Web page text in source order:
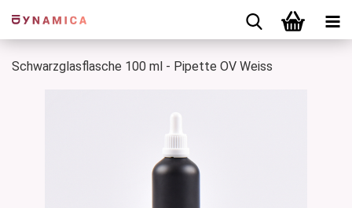
Schwarzglasflasche 100 ml - Pipette OV Weiss